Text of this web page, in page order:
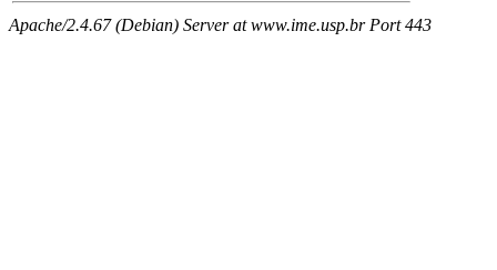
Apache/2.4.67 (Debian) Server at www.ime.usp.br Port 443